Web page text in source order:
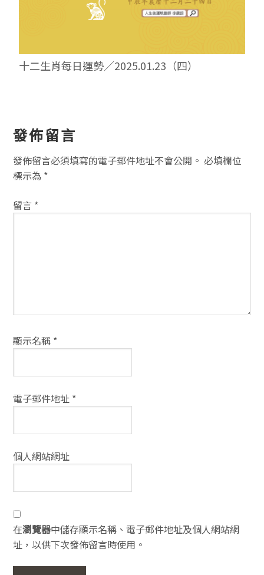
十二生肖每日運勢／2025.01.23（四）
讀
者
互
動
方
發佈留言
發佈留言必須填寫的電子郵件地址不會公開。 必填欄位
標示為 *
留言 *
顯示名稱 *
電子郵件地址 *
個人網站網址
在瀏覽器中儲存顯示名稱、電子郵件地址及個人網站網
址，以供下次發佈留言時使用。